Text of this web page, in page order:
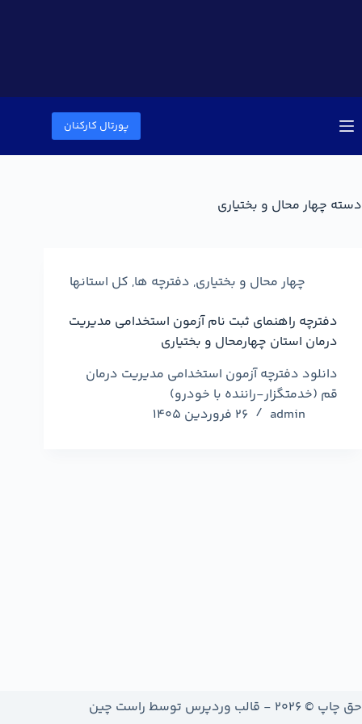
پورتال کارکنان
دسته چهار محال و بختیاری
چهار محال و بختیاری, دفترچه ها, کل استانها
دفترچه راهنمای ثبت نام آزمون استخدامی مدیریت
درمان استان چهارمحال و بختیاری
دانلود دفترچه آزمون استخدامی مدیریت درمان
قم (خدمتگزار-راننده با خودرو)
admin
26 فروردین 1405
حق چاپ © 2026 - قالب وردپرس توسط راست چین